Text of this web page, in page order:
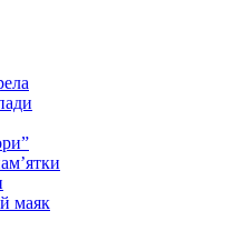
маяк